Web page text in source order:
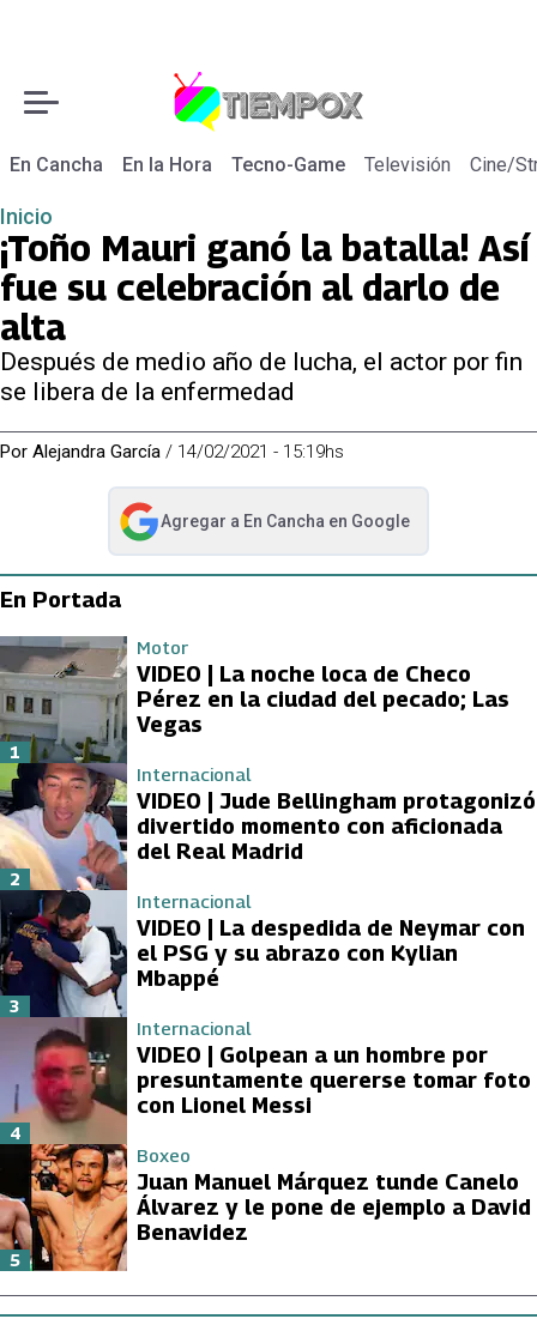
En Cancha En la Hora Tecno-Game Televisión Cine/
Inicio
¡Toño Mauri ganó la batalla! Así
fue su celebración al darlo de
alta
Después de medio año de lucha, el actor por fin
se libera de la enfermedad
Por Alejandra García / 14/02/2021 - 15:19hs
Agregar a En Cancha en Google
abre en nueva pestaña
En Portada
Motor
VIDEO | La noche loca de Checo
Pérez en la ciudad del pecado; Las
Vegas
1
Internacional
VIDEO | Jude Bellingham protagonizó
divertido momento con aficionada
del Real Madrid
2
Internacional
VIDEO | La despedida de Neymar con
el PSG y su abrazo con Kylian
Mbappé
3
Internacional
VIDEO | Golpean a un hombre por
presuntamente quererse tomar foto
con Lionel Messi
4
Boxeo
Juan Manuel Márquez tunde Canelo
Álvarez y le pone de ejemplo a David
Benavidez
5